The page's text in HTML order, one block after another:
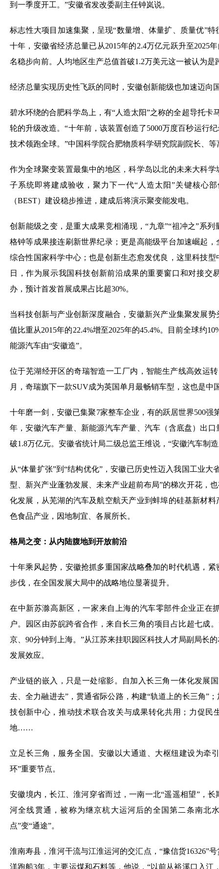
到一季度开工。”安徽省发改委副主任钟岚说。
标志性大项目加速集聚，呈现“数量增、体量扩、质量优”
十年，安徽省经济总量已从2015年的2.4万亿元跃升至2025
名稳步向前。人均地区生产总值首破1.2万美元这一被认为
经济总量实现历史性飞跃的同时，安徽创新能级也加速迈向
碧水环绕的合肥科学岛上，有“人造太阳”之称的全超导托卡
轮的升级改造。“十年前，该装置创造了5000万度百秒运行
技术领跑全球。”中国科学院合肥物质科学研究院副院长、
作为全球聚变装置最集中的地区，科学岛以北的未来大科
子系统即将建成验收，聚力下一代“人造太阳”关键核心
（BEST）建设稳步推进，建成后将演示聚变能发电。
创新能级之变，是重大成果竞相涌现，“九章”“祖冲之”系
格钟等成果接连刷新世界纪录；更是高能级平台加速崛起
综合性国家科学中心；也是创新生态愈发优良，这里科技型
日，作为展示我国科技创新前沿成果的重要窗口和对接交
办，预计首发首展成果占比超30%。
当科技创新与产业创新深度融合，安徽新兴产业集聚发展
值比重从2015年的22.4%增至2025年的45.4%。目前全球约
能源汽车由“安徽造”。
位于芜湖经开区的奇瑞智造一工厂内，智能生产线高效运
月，奇瑞旗下一款SUV成为英国单月最畅销车型，这也是中
十年磨一剑，安徽已集聚7家整车企业，有的跃居世界500强
年，安徽汽车产量、新能源汽车产量、汽车（含底盘）出
破1.8万亿元。安徽省统计局二级总监王维说，“安徽汽车制
从“体量扩张”到“结构优化”，安徽已历史性迈入我国工业
型、新兴产业蓬勃发展、未来产业超前布局”的梯次开花，
化发展，从芜湖的汽车及航空航天产业到蚌埠的硅基新材
色食品产业，因地制宜、各展所长。
格局之变：从内陆腹地到开放前沿
十年乘风起势，安徽抢抓多重国家战略叠加的时代机遇，
步伐，在全国发展大局中的战略地位显著提升。
在中新苏滁高新区，一家来自上海的汽车零部件企业正在
户。园区由苏皖跨省合作，来自长三角的项目占比超七成
京、90分钟到上海。”从江苏来挂职园区科技人才局副局长
发展效应。
产业链的嵌入，只是一处缩影。自加入长三角一体化发展
去、全力融进去”，贯通省际公路，构建“轨道上的长三角”
技创新中心，推动技术联合攻关与成果转化共用；力促民
地……
立足长三角，服务全国。安徽以大通道、大枢纽建设为牵
环”重要节点。
安徽境内，长江、淮河穿省而过，一南一北“遥遥相望”，
河全线贯通，被称为继京杭大运河后的全国第二条南北
点”变“通途”。
淮南寿县，淮河干流与江淮运河的交汇点，“豫信货16326”
洋跑船3年，主要运煤和石料等，他说，“以前从裕溪口入江